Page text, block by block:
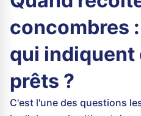
concombres
qui indiquent
prêts ?
C'est l'une des questions